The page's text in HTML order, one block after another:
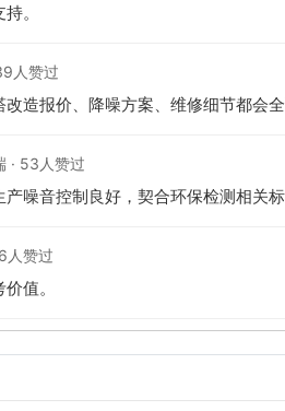
。
人赞过
造报价、降噪方案、维修细节都会全
· 53人赞过
噪音控制良好，契合环保检测相关标
人赞过
值。